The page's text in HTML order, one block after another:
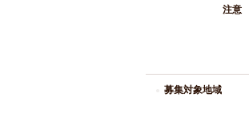
注意
募集対象地域